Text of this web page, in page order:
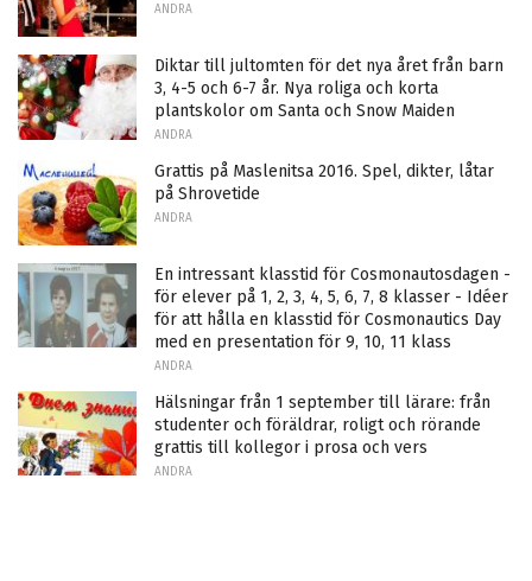
ANDRA
Diktar till jultomten för det nya året från barn
3, 4-5 och 6-7 år. Nya roliga och korta
plantskolor om Santa och Snow Maiden
ANDRA
Grattis på Maslenitsa 2016. Spel, dikter, låtar
på Shrovetide
ANDRA
En intressant klasstid för Cosmonautosdagen -
för elever på 1, 2, 3, 4, 5, 6, 7, 8 klasser - Idéer
för att hålla en klasstid för Cosmonautics Day
med en presentation för 9, 10, 11 klass
ANDRA
Hälsningar från 1 september till lärare: från
studenter och föräldrar, roligt och rörande
grattis till kollegor i prosa och vers
ANDRA